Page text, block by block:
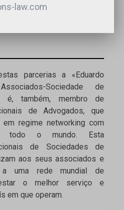
law.com
parcerias a «Eduardo
Sociedade de
é, também, membro de
de Advogados, que
regime networking com
todo o mundo. Esta
de Sociedades de
aos seus associados e
uma rede mundial de
o melhor serviço e
em que operam.